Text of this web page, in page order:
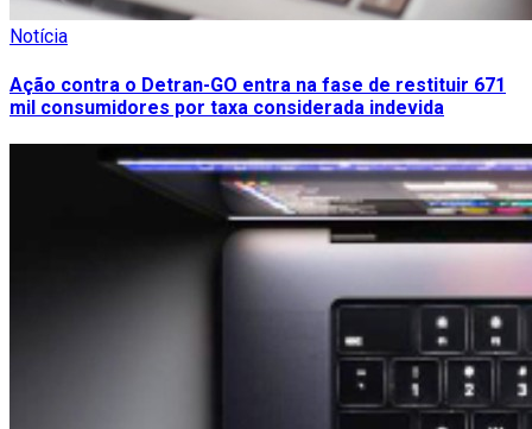
Notícia
Ação contra o Detran-GO entra na fase de restituir 671
mil consumidores por taxa considerada indevida